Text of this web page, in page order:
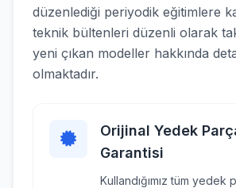
düzenlediği periyodik eğitimlere
teknik bültenleri düzenli olarak
yeni çıkan modeller hakkında
olmaktadır.
Orijinal Yedek
Garantisi
Kullandığımız tüm yedek